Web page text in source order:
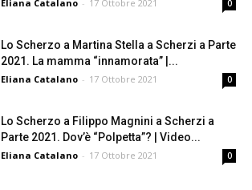
Eliana Catalano - 17 Ottobre 2021 0
Lo Scherzo a Martina Stella a Scherzi a Parte
2021. La mamma “innamorata” |...
Eliana Catalano - 17 Ottobre 2021 0
Lo Scherzo a Filippo Magnini a Scherzi a
Parte 2021. Dov’è “Polpetta”? | Video...
Eliana Catalano - 17 Ottobre 2021 0